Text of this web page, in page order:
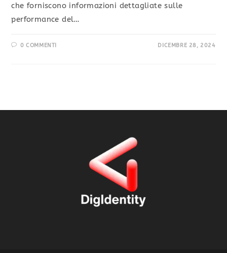
che forniscono informazioni dettagliate sulle
performance del…
0 COMMENTI DICEMBRE 28, 2024